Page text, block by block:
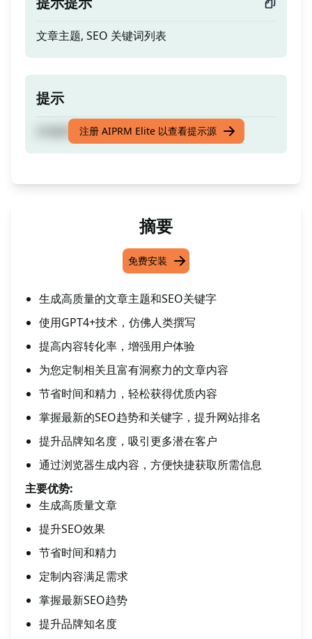
文章主题, SEO 关键词列表
提示
注册 AIPRM Elite 以查看提示源
摘要
免费安装
生成高质量的文章主题和SEO关键字
使用GPT4+技术，仿佛人类撰写
提高内容转化率，增强用户体验
为您定制相关且富有洞察力的文章内容
节省时间和精力，轻松获得优质内容
掌握最新的SEO趋势和关键字，提升网站排名
提升品牌知名度，吸引更多潜在客户
通过浏览器生成内容，方便快捷获取所需信息
主要优势:
生成高质量文章
提升SEO效果
节省时间和精力
定制内容满足需求
掌握最新SEO趋势
提升品牌知名度